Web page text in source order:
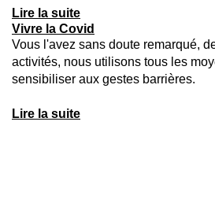
Vivre la Covid
Vous l'avez sans doute remarqué,
activités, nous utilisons tous les
sensibiliser aux gestes barrières.
Lire la suite
Lire la suite